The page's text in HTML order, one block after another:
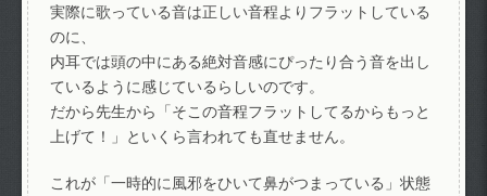
実際に歌っている音は正しい音程よりフラットしている
のに、
内耳では頭の中にある絶対音感にぴったり合う音を出し
ているように感じているらしいのです。
だから先生から「そこの音程フラットしてるからもっと
上げて！」といくら言われても直せません。
これが「一時的に風邪をひいて鼻がつまっている」状態